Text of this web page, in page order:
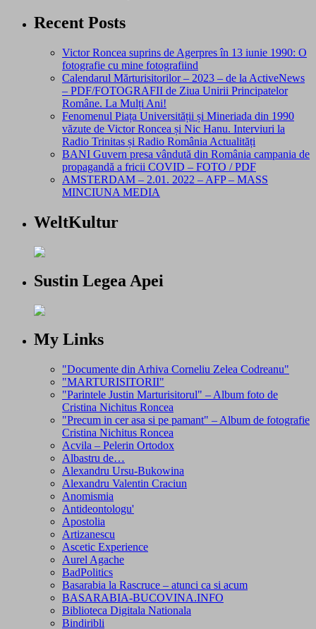
Recent Posts
Victor Roncea suprins de Agerpres în 13 iunie 1990: O
fotografie cu mine fotografiind
Calendarul Mărturisitorilor – 2023 – de la ActiveNews
– PDF/FOTOGRAFII de Ziua Unirii Principatelor
Române. La Mulți Ani!
Fenomenul Piața Universității și Mineriada din 1990
văzute de Victor Roncea și Nic Hanu. Interviuri la
Radio Trinitas și Radio România Actualități
BANI Guvern presa vândută din România campania de
propagandă a fricii COVID – FOTO / PDF
AMSTERDAM – 2.01. 2022 – AFP – MASS
MINCIUNA MEDIA
WeltKultur
Sustin Legea Apei
My Links
"Documente din Arhiva Corneliu Zelea Codreanu"
"MARTURISITORII"
"Parintele Justin Marturisitorul" – Album foto de
Cristina Nichitus Roncea
"Precum in cer asa si pe pamant" – Album de fotografie
Cristina Nichitus Roncea
Acvila – Pelerin Ortodox
Albastru de…
Alexandru Ursu-Bukowina
Alexandru Valentin Craciun
Anomismia
Antideontologu'
Apostolia
Artizanescu
Ascetic Experience
Aurel Agache
BadPolitics
Basarabia la Rascruce – atunci ca si acum
BASARABIA-BUCOVINA.INFO
Biblioteca Digitala Nationala
Bindiribli